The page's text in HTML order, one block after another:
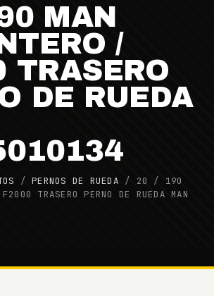
MAN
/
TRASERO
DE RUEDA
/PERNOS DE RUEDA / 20 / 190
TRASERO PERNO DE RUEDA MAN